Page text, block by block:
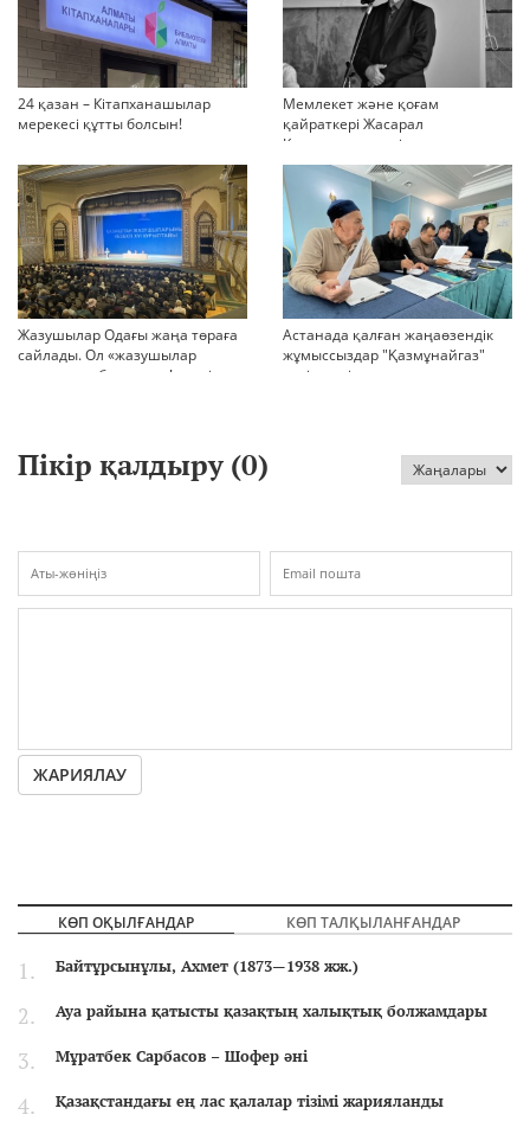
24 қазан – Кітапханашылар
мерекесі құтты болсын!
Мемлекет және қоғам
қайраткері Жасарал
Қуанышалин өмірден озды
Жазушылар Одағы жаңа төраға
сайлады. Ол «жазушылар
оппозиция болмасын!» деді
Астанада қалған жаңаөзендік
жұмыссыздар "Қазмұнайгаз"
келіссөзді тоқтатып тастады
Пікір қалдыру (0)
ЖАРИЯЛАУ
КӨП ОҚЫЛҒАНДАР КӨП ТАЛҚЫЛАНҒАНДАР
Байтұрсынұлы, Ахмет (1873—1938 жж.)
Ауа райына қатысты қазақтың халықтық болжамдары
Мұратбек Сарбасов – Шофер әні
Қазақстандағы ең лас қалалар тізімі жарияланды